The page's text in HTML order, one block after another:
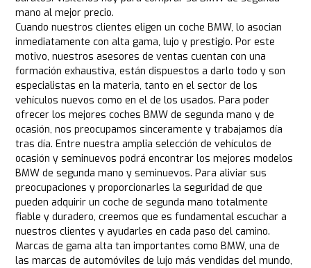
mano al mejor precio.
Cuando nuestros clientes eligen un coche BMW, lo asocian
inmediatamente con alta gama, lujo y prestigio. Por este
motivo, nuestros asesores de ventas cuentan con una
formación exhaustiva, están dispuestos a darlo todo y son
especialistas en la materia, tanto en el sector de los
vehículos nuevos como en el de los usados. Para poder
ofrecer los mejores coches BMW de segunda mano y de
ocasión, nos preocupamos sinceramente y trabajamos día
tras día. Entre nuestra amplia selección de vehículos de
ocasión y seminuevos podrá encontrar los mejores modelos
BMW de segunda mano y seminuevos. Para aliviar sus
preocupaciones y proporcionarles la seguridad de que
pueden adquirir un coche de segunda mano totalmente
fiable y duradero, creemos que es fundamental escuchar a
nuestros clientes y ayudarles en cada paso del camino.
Marcas de gama alta tan importantes como BMW, una de
las marcas de automóviles de lujo más vendidas del mundo,